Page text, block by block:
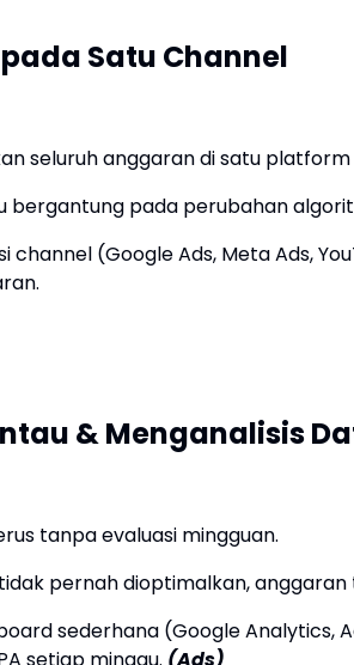
Satu Channel
seluruh anggaran di satu
bergantung pada perubahan
channel (Google Ads, Meta Ads,
& Menganalisis
tanpa evaluasi mingguan.
pernah dioptimalkan, anggaran
sederhana (Google Analytics,